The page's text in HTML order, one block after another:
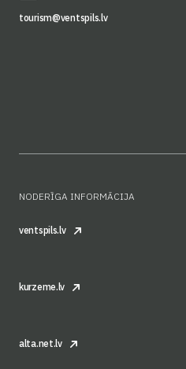
tourism@ventspils.lv
NODERĪGA INFORMĀCIJA
ventspils.lv
kurzeme.lv
alta.net.lv